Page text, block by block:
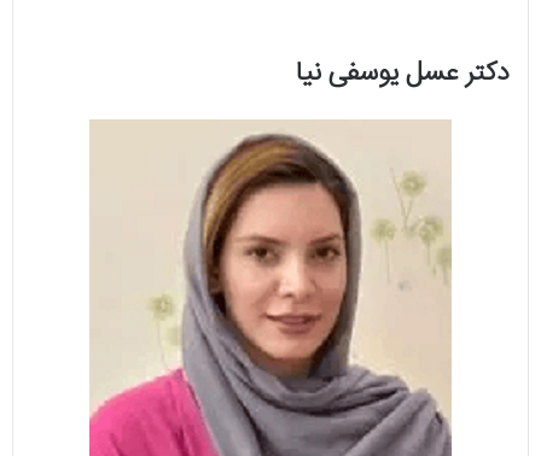
دکتر عسل یوسفی نیا